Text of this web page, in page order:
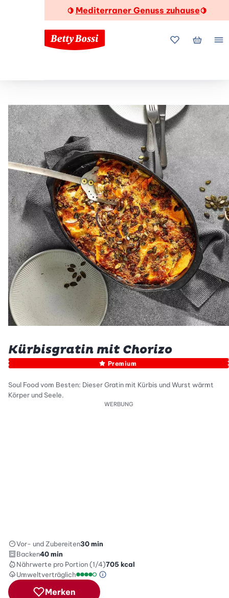
🍋 Mediterraner Genuss zuhause🍋
MeineMein
Kürbisgratin mit Chorizo
Premium
Soul Food vom Besten: Dieser Gratin mit Kürbis und Wurst wärmt
Körper und Seele.
WERBUNG
Vor- und Zubereiten30 min
Backen40 min
Nährwerte pro Portion (1/4)705 kcal
Umweltverträglich
Umweltverträglichkeitsskala: 4 von 5
Green Betty Skala Info
Merken